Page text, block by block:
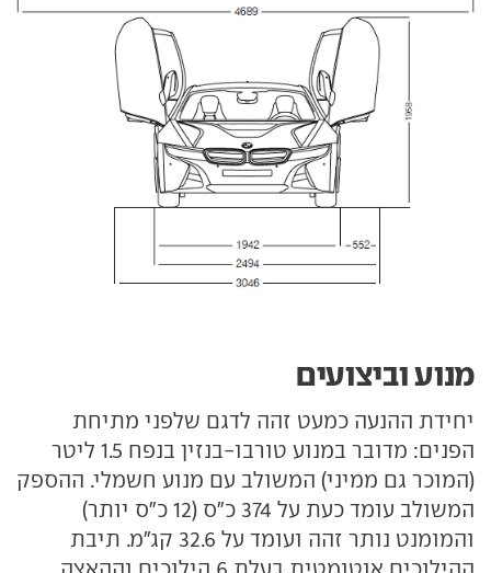
מנוע וביצועים
יחידת ההנעה כמעט זהה לדגם שלפני מתיחת
הפנים: מדובר במנוע טורבו-בנזין בנפח 1.5 ליטר
(המוכר גם ממיני) המשולב עם מנוע חשמלי. ההספק
המשולב עומד כעת על 374 כ"ס (12 כ"ס יותר)
והמומנט נותר זהה ועומד על 32.6 קג"מ. תיבת